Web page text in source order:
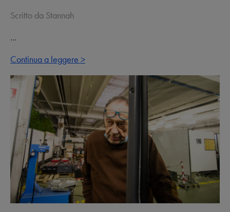
Scritto da Stannah
...
Continua a leggere >